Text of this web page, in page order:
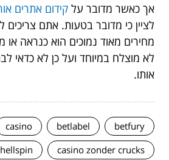
אך כאשר מדובר על קידום אתרים
לציין כי מדובר בטעות. אתם צריכים
מחירים מאוד נמוכים הוא כנראה
לא מוצלח במיוחד ועל כן לא כדאי
אותו.
betfury
betlabel
casino
casino zonder crucks
hellspin